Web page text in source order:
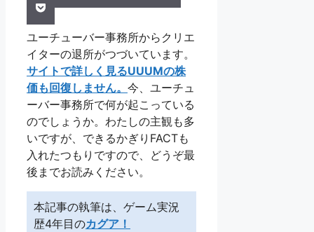
on
(Twitter)
on
on
on
on
Share
on
Pocket
ユーチューバー事務所からクリエ
イターの退所がつづいています。
サイトで詳しく見るUUUMの株
価も回復しません。 今、ユーチュ
ーバー事務所で何が起こっている
のでしょうか。わたしの主観も多
いですが、できるかぎりFACTも
入れたつもりですので、どうぞ最
後までお読みください。
本記事の執筆は、ゲーム実況
歴4年目のカグア！